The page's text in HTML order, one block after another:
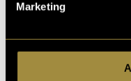
Marketing